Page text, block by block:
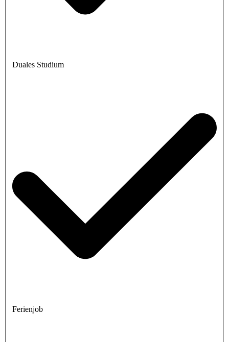
Duales Studium
Ferienjob